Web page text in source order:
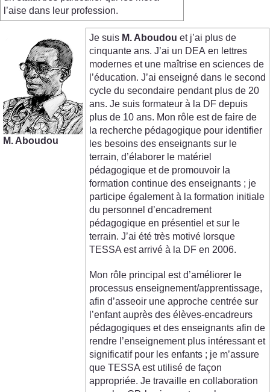
l’aise dans leur profession.
M. Aboudou
Je suis M. Aboudou et j’ai plus de
cinquante ans. J’ai un DEA en lettres
modernes et une maîtrise en sciences de
l’éducation. J’ai enseigné dans le second
cycle du secondaire pendant plus de 20
ans. Je suis formateur à la DF depuis
plus de 10 ans. Mon rôle est de faire de
la recherche pédagogique pour identifier
les besoins des enseignants sur le
terrain, d’élaborer le matériel
pédagogique et de promouvoir la
formation continue des enseignants ; je
participe également à la formation initiale
du personnel d’encadrement
pédagogique en présentiel et sur le
terrain. J’ai été très motivé lorsque
TESSA est arrivé à la DF en 2006.
Mon rôle principal est d’améliorer le
processus enseignement/apprentissage,
afin d’asseoir une approche centrée sur
l’enfant auprès des élèves-encadreurs
pédagogiques et des enseignants afin de
rendre l’enseignement plus intéressant et
significatif pour les enfants ; je m’assure
que TESSA est utilisé de façon
appropriée. Je travaille en collaboration